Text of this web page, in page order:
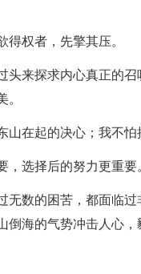
得权者，先擎其压。
头来探求内心真正的
。
山在起的决心；我不怕
，选择后的努力更重要
无数的困苦，都面临
倒海的气势冲击人心